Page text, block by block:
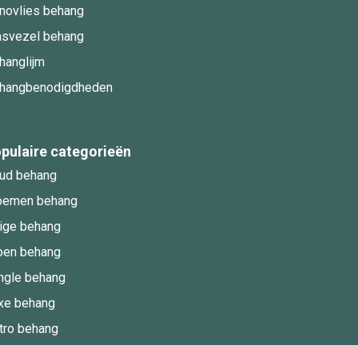
behang
behang
categorieën
behang
behang
behang
behang
behang
behang
behang